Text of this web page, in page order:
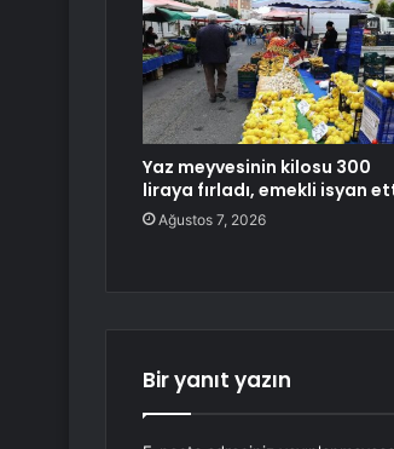
Yaz meyvesinin kilosu 300
liraya fırladı, emekli isyan
Ağustos 7, 2026
Bir yanıt yazın